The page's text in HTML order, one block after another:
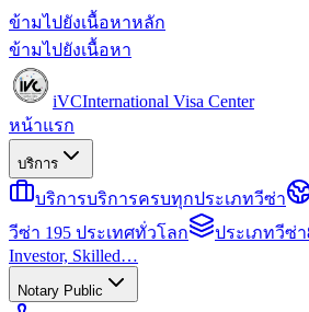
ข้ามไปยังเนื้อหาหลัก
ข้ามไปยังเนื้อหา
iVCInternational Visa Center
หน้าแรก
บริการ
บริการบริการครบทุกประเภทวีซ่า
วีซ่า 195 ประเทศทั่วโลก
ประเภทวีซ่า
Investor, Skilled…
Notary Public